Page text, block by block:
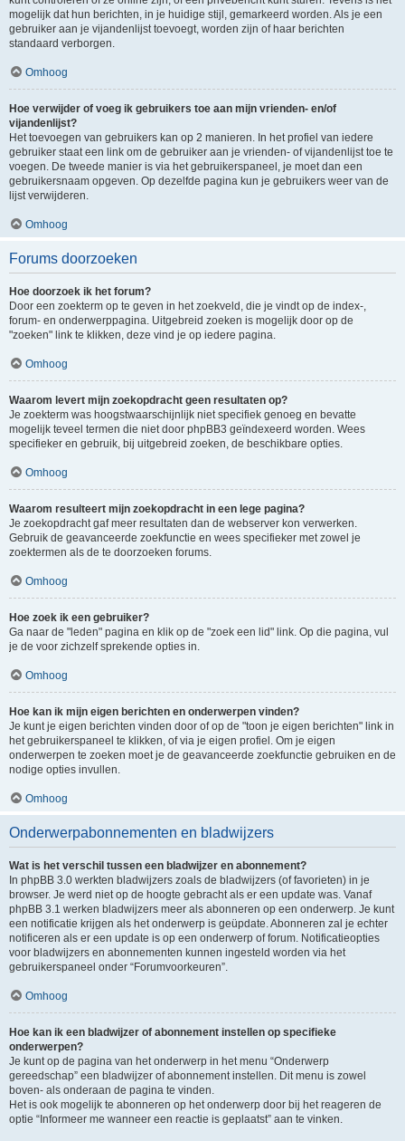
mogelijk dat hun berichten, in je huidige stijl, gemarkeerd worden. Als je een
gebruiker aan je vijandenlijst toevoegt, worden zijn of haar berichten
standaard verborgen.
Omhoog
Hoe verwijder of voeg ik gebruikers toe aan mijn vrienden- en/of
vijandenlijst?
Het toevoegen van gebruikers kan op 2 manieren. In het profiel van iedere
gebruiker staat een link om de gebruiker aan je vrienden- of vijandenlijst toe te
voegen. De tweede manier is via het gebruikerspaneel, je moet dan een
gebruikersnaam opgeven. Op dezelfde pagina kun je gebruikers weer van de
lijst verwijderen.
Omhoog
Forums doorzoeken
Hoe doorzoek ik het forum?
Door een zoekterm op te geven in het zoekveld, die je vindt op de index-,
forum- en onderwerppagina. Uitgebreid zoeken is mogelijk door op de
"zoeken" link te klikken, deze vind je op iedere pagina.
Omhoog
Waarom levert mijn zoekopdracht geen resultaten op?
Je zoekterm was hoogstwaarschijnlijk niet specifiek genoeg en bevatte
mogelijk teveel termen die niet door phpBB3 geïndexeerd worden. Wees
specifieker en gebruik, bij uitgebreid zoeken, de beschikbare opties.
Omhoog
Waarom resulteert mijn zoekopdracht in een lege pagina?
Je zoekopdracht gaf meer resultaten dan de webserver kon verwerken.
Gebruik de geavanceerde zoekfunctie en wees specifieker met zowel je
zoektermen als de te doorzoeken forums.
Omhoog
Hoe zoek ik een gebruiker?
Ga naar de "leden" pagina en klik op de "zoek een lid" link. Op die pagina, vul
je de voor zichzelf sprekende opties in.
Omhoog
Hoe kan ik mijn eigen berichten en onderwerpen vinden?
Je kunt je eigen berichten vinden door of op de "toon je eigen berichten" link in
het gebruikerspaneel te klikken, of via je eigen profiel. Om je eigen
onderwerpen te zoeken moet je de geavanceerde zoekfunctie gebruiken en de
nodige opties invullen.
Omhoog
Onderwerpabonnementen en bladwijzers
Wat is het verschil tussen een bladwijzer en abonnement?
In phpBB 3.0 werkten bladwijzers zoals de bladwijzers (of favorieten) in je
browser. Je werd niet op de hoogte gebracht als er een update was. Vanaf
phpBB 3.1 werken bladwijzers meer als abonneren op een onderwerp. Je kunt
een notificatie krijgen als het onderwerp is geüpdate. Abonneren zal je echter
notificeren als er een update is op een onderwerp of forum. Notificatieopties
voor bladwijzers en abonnementen kunnen ingesteld worden via het
gebruikerspaneel onder “Forumvoorkeuren”.
Omhoog
Hoe kan ik een bladwijzer of abonnement instellen op specifieke
onderwerpen?
Je kunt op de pagina van het onderwerp in het menu “Onderwerp
gereedschap” een bladwijzer of abonnement instellen. Dit menu is zowel
boven- als onderaan de pagina te vinden.
Het is ook mogelijk te abonneren op het onderwerp door bij het reageren de
optie “Informeer me wanneer een reactie is geplaatst” aan te vinken.